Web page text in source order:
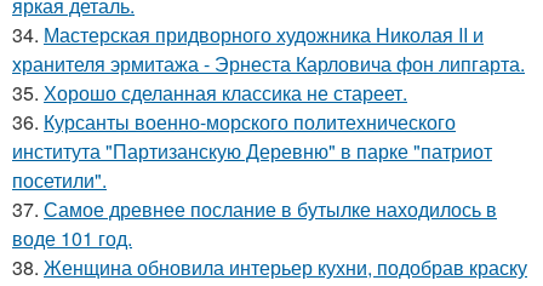
яркая деталь.
34. Мастерская придворного художника Николая II и
хранителя эрмитажа - Эрнеста Карловича фон липгарта.
35. Хорошо сделанная классика не стареет.
36. Курсанты военно-морского политехнического
института "Партизанскую Деревню" в парке "патриот
посетили".
37. Самое древнее послание в бутылке находилось в
воде 101 год.
38. Женщина обновила интерьер кухни, подобрав краску